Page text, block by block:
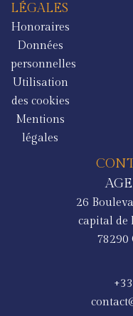
LÉGALES
Honoraires
Données
personnelles
Utilisation
des cookies
Mentions
légales
26
capital de
78290